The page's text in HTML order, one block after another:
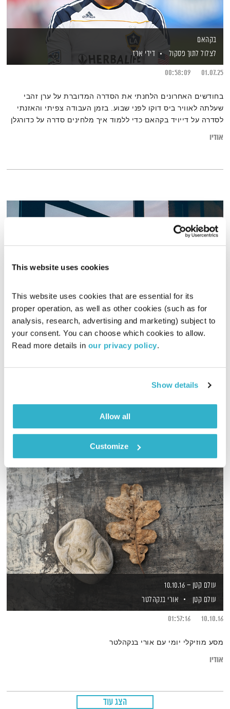
This website uses cookies
This website uses cookies that are essential for its
proper operation, as well as other cookies (such as for
analysis, research, advertising and marketing) subject to
your consent. You can choose which cookies to allow.
Read more details in our privacy policy.
Show details
Allow all
Customize
בקהאם
לצלול לתוך פסקול
דידי ארז
01.07.25
00:58:09
בחודשים האחרונים הלחנתי את הסדרה המדוברת על ערן זהבי
שעלתה לאוויר ביס דוקו לפני שבוע. בזמן העבודה צפיתי והאזנתי
לסדרה על דייויד בקהאם כדי ללמוד איך מלחינים סדרה על כדורגלן
אודיו
התעוררות – 3.2.22
התעוררות
גליה גלעדי
מעולה בעריכתה ובהגשתה
אודיו
עולם קטן – 10.10.16
עולם קטן
אורי בנקהלטר
10.10.16
01:57:16
מסע מוזיקלי יומי עם אורי בנקהלטר
אודיו
הצג עוד